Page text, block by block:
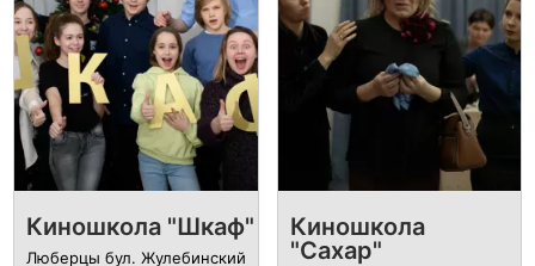
Киношкола "Шкаф"
Люберцы бул. Жулебинский
Киношкола
"Сахар"